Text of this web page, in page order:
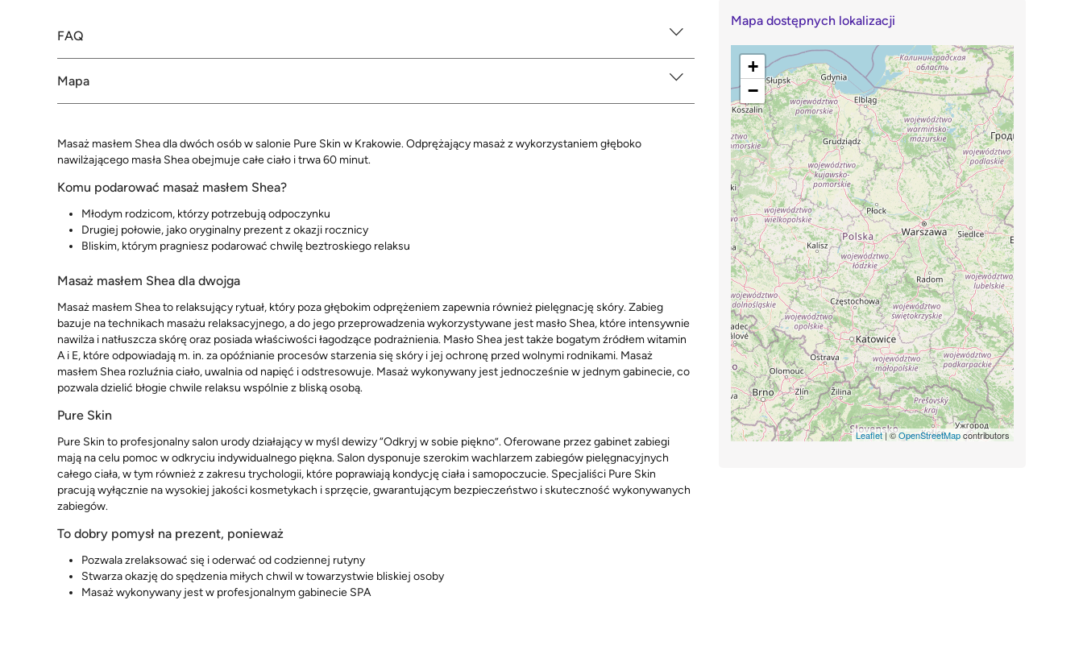
FAQ
Mapa
Masaż masłem Shea dla dwóch osób w salonie Pure Skin w Krakowie. Odprężający masaż z wykorzystaniem głęboko
nawilżającego masła Shea obejmuje całe ciało i trwa 60 minut.
Komu podarować masaż masłem Shea?
Młodym rodzicom, którzy potrzebują odpoczynku
Drugiej połowie, jako oryginalny prezent z okazji rocznicy
Bliskim, którym pragniesz podarować chwilę beztroskiego relaksu
Masaż masłem Shea dla dwojga
Masaż masłem Shea to relaksujący rytuał, który poza głębokim odprężeniem zapewnia również pielęgnację skóry. Zabieg
bazuje na technikach masażu relaksacyjnego, a do jego przeprowadzenia wykorzystywane jest masło Shea, które intensywnie
nawilża i natłuszcza skórę oraz posiada właściwości łagodzące podrażnienia. Masło Shea jest także bogatym źródłem witamin
A i E, które odpowiadają m. in. za opóźnianie procesów starzenia się skóry i jej ochronę przed wolnymi rodnikami. Masaż
masłem Shea rozluźnia ciało, uwalnia od napięć i odstresowuje. Masaż wykonywany jest jednocześnie w jednym gabinecie, co
pozwala dzielić błogie chwile relaksu wspólnie z bliską osobą.
Pure Skin
Pure Skin to profesjonalny salon urody działający w myśl dewizy “Odkryj w sobie piękno”. Oferowane przez gabinet zabiegi
mają na celu pomoc w odkryciu indywidualnego piękna. Salon dysponuje szerokim wachlarzem zabiegów pielęgnacyjnych
całego ciała, w tym również z zakresu trychologii, które poprawiają kondycję ciała i samopoczucie. Specjaliści Pure Skin
pracują wyłącznie na wysokiej jakości kosmetykach i sprzęcie, gwarantującym bezpieczeństwo i skuteczność wykonywanych
zabiegów.
To dobry pomysł na prezent, ponieważ
Pozwala zrelaksować się i oderwać od codziennej rutyny
Stwarza okazję do spędzenia miłych chwil w towarzystwie bliskiej osoby
Masaż wykonywany jest w profesjonalnym gabinecie SPA
Mapa dostępnych lokalizacji
+
−
Leaflet| ©OpenStreetMapcontributors